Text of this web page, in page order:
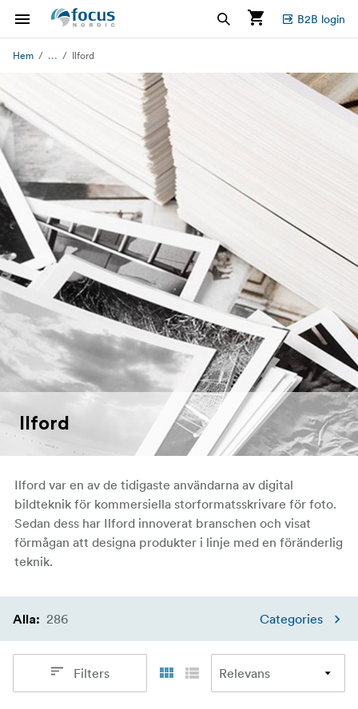
B2B login
Hem ... Ilford
Ilford
Ilford var en av de tidigaste användarna av digital
bildteknik för kommersiella storformatsskrivare för foto.
Sedan dess har Ilford innoverat branschen och visat
förmågan att designa produkter i linje med en föränderlig
teknik.
Alla: 286 Categories
Filters